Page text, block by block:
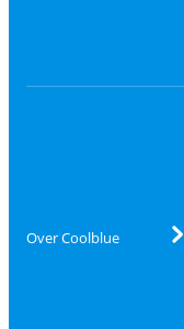
Over Coolblue